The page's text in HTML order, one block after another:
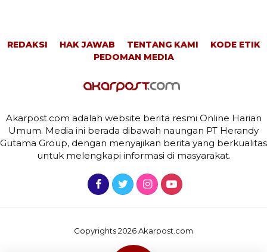
REDAKSI HAK JAWAB TENTANG KAMI
KODE ETIK
PEDOMAN MEDIA
Akarpost.com adalah website berita resmi Online Harian
Umum. Media ini berada dibawah naungan PT Herandy
Gutama Group, dengan menyajikan berita yang berkualitas
untuk melengkapi informasi di masyarakat.
Copyrights 2026 Akarpost.com